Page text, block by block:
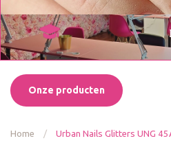
Onze producten
Home / Urban Nails Glitters UNG